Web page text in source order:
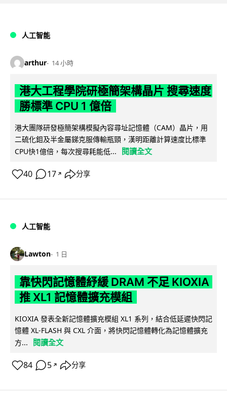
人工智能
arthur 14 小時
港大工程學院研極簡架構晶片 搜尋速度
勝標準 CPU 1 億倍
港大團隊研發極簡架構模擬內容尋址記憶體（CAM）晶片，用
二硫化鉬及半金屬銻克服傳輸瓶頸，漢明距離計算速度比標準
CPU快1億倍，每次搜尋耗能低...
閱讀全文
40 17 ↗ 分享
人工智能
Lawton 1 日
靠快閃記憶體紓緩 DRAM 不足 KIOXIA
推 XL1 記憶體擴充模組
KIOXIA 發表全新記憶體擴充模組 XL1 系列，結合低延遲快閃記
憶體 XL-FLASH 與 CXL 介面，將快閃記憶體轉化為記憶體擴充
方...
閱讀全文
84 5 ↗ 分享